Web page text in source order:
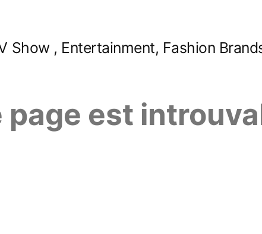
Show , Entertainment, Fashion
page est